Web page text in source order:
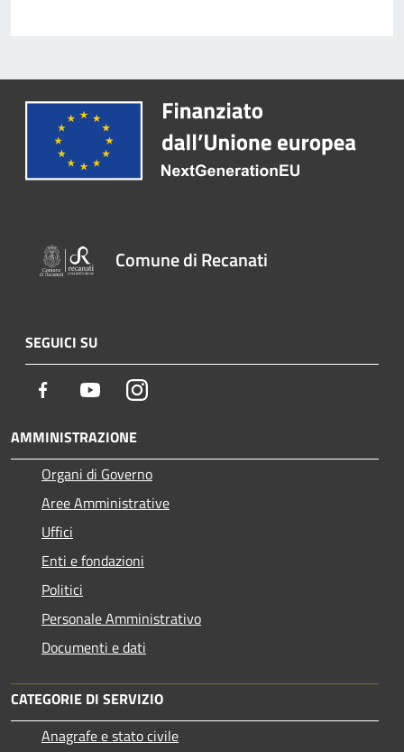
Comune di Recanati
SEGUICI SU
Facebook YoutubeInstagram
AMMINISTRAZIONE
Organi di Governo
Aree Amministrative
Uffici
Enti e fondazioni
Politici
Personale Amministrativo
Documenti e dati
CATEGORIE DI SERVIZIO
Anagrafe e stato civile